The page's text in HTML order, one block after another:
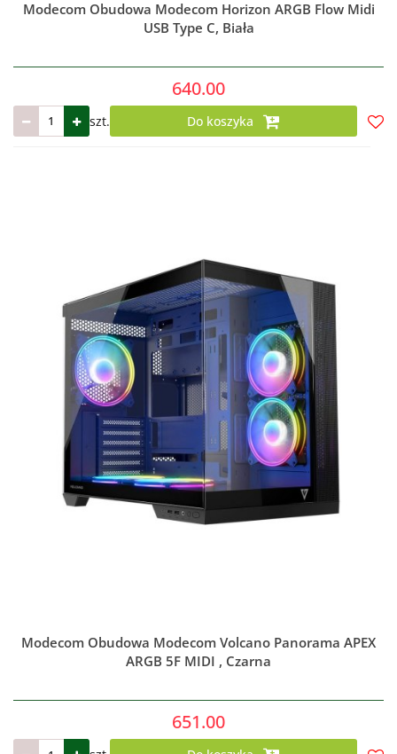
Modecom Obudowa Modecom Horizon ARGB Flow Midi
USB Type C, Biała
640.00
szt. Do koszyka
Modecom Obudowa Modecom Volcano Panorama APEX
ARGB 5F MIDI , Czarna
651.00